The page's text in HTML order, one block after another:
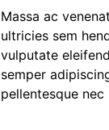
Massa ac
ultricies sem
vulputate
semper
pellentesque